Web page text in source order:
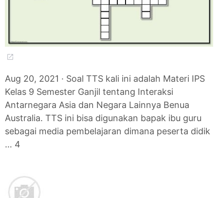
Aug 20, 2021 · Soal TTS kali ini adalah Materi IPS
Kelas 9 Semester Ganjil tentang Interaksi
Antarnegara Asia dan Negara Lainnya Benua
Australia. TTS ini bisa digunakan bapak ibu guru
sebagai media pembelajaran dimana peserta didik
… 4